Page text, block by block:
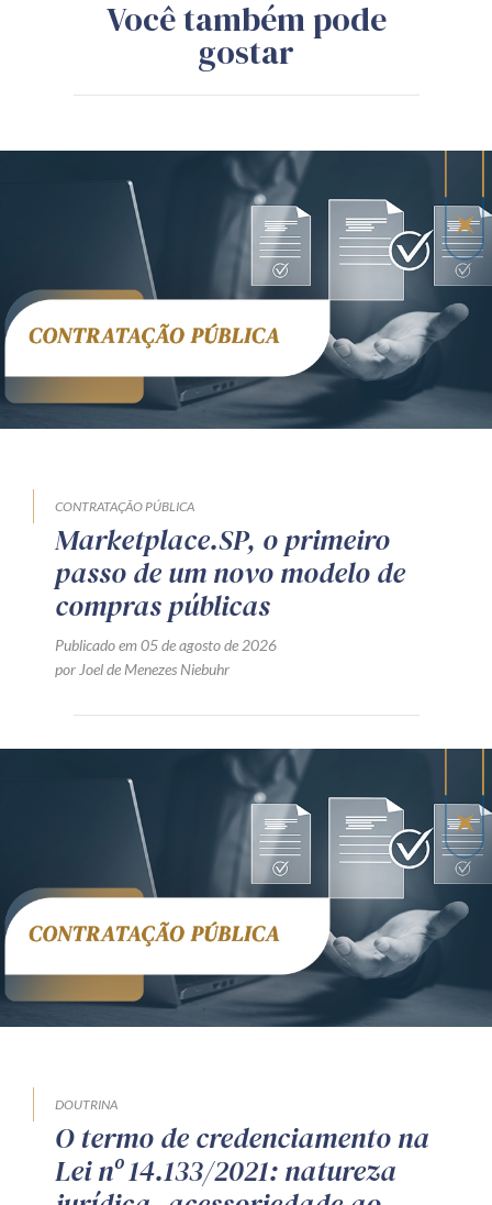
Você também pode
gostar
CONTRATAÇÃO PÚBLICA
Marketplace.SP, o primeiro
passo de um novo modelo de
compras públicas
Publicado em 05 de agosto de 2026
por Joel de Menezes Niebuhr
DOUTRINA
O termo de credenciamento na
Lei nº 14.133/2021: natureza